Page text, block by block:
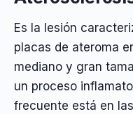
Es la lesión
placas de ateroma
mediano y gran
un proceso
frecuente está en